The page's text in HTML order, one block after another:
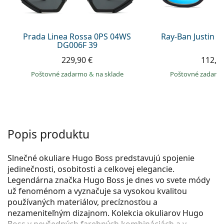
Persol
Všetky značky
Prada Linea Rossa 0PS 04WS
DG006F 39
229,90 €
Poštovné zadarmo& na sklade
Ray-Ban Justin
Poštovné
Popis produktu
Slnečné okuliare Hugo Boss predstavujú spojenie
jedinečnosti, osobitosti a celkovej elegancie.
Legendárna značka Hugo Boss je dnes vo svete módy
už fenoménom a vyznačuje sa vysokou kvalitou
používaných materiálov, precíznosťou a
nezameniteľným dizajnom. Kolekcia okuliarov Hugo